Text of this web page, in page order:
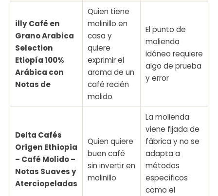
illy Café en
Grano Arabica
Selection
Etiopía 100%
Arábica con
Notas de
Quien tiene
molinillo en
casa y
quiere
exprimir el
aroma de un
café recién
molido
El punto de
molienda
idóneo requiere
algo de prueba
y error
Delta Cafés
Origen Ethiopia
– Café Molido –
Notas Suaves y
Aterciopeladas
Quien quiere
buen café
sin invertir en
molinillo
La molienda
viene fijada de
fábrica y no se
adapta a
métodos
específicos
como el